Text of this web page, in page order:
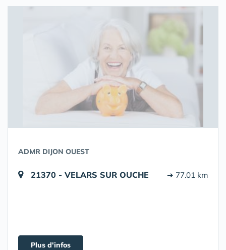
ADMR DIJON OUEST
21370 - VELARS SUR OUCHE ➔ 77.01 km
Plus d'infos